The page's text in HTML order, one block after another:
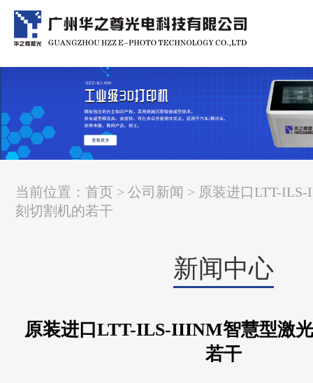
当前位置：首页 >公司新闻 > 原装进口LTT-
刻切割机的若干
新闻中心
原装进口LTT-ILS-IIINM智慧型激
若干